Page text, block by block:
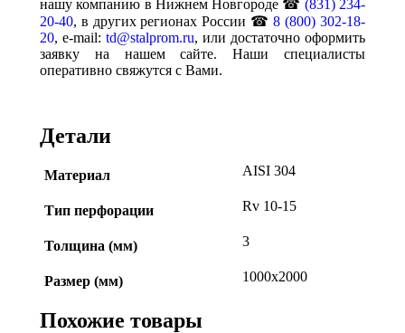
нашу компанию в Нижнем Новгороде ☎ (831) 234-
20-40, в других регионах России ☎8 (800) 302-18-
20, e-mail: td@stalprom.ru, или достаточно оформить
заявку на нашем сайте. Наши специалисты
оперативно свяжутся с Вами.
Детали
Материал AISI 304
Тип перфорации Rv 10-15
Толщина (мм) 3
Размер (мм) 1000х2000
Похожие товары